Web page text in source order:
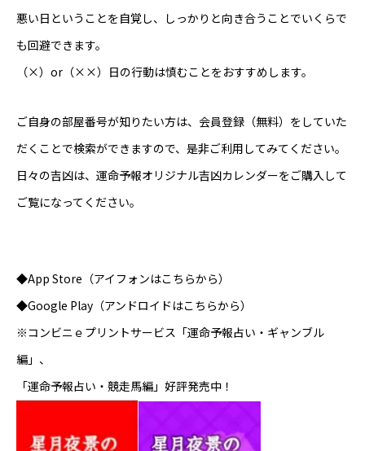
悪い日ということを自覚し、しっかりと向き合うことでいくらで
も回避できます。
（×）or（××）日の行動は慎むことをおすすめします。
ご自身の部屋番号が知りたい方は、会員登録（無料）をしていた
だくことで検索ができますので、是非ご利用してみてください。
日々の吉凶は、運命予報オリジナル吉凶カレンダーをご購入して
ご覧になってください。
◆App Store（アイフォンはこちらから）
◆Google Play（アンドロイドはこちらから）
※コンビニｅプリントサービス「運命予報占い・ギャンブル
編」、
「運命予報占い・競走馬編」好評発売中！